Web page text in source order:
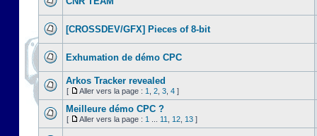
[CROSSDEV/GFX] Pieces of 8-bit
Exhumation de démo CPC
Arkos Tracker revealed
[ Aller vers la page : 1 2 3 4 ]
Meilleure démo CPC ?
[ Aller vers la page : 1 11 12 13 ]